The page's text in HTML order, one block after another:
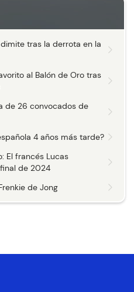
tras la derrota en la
al Balón de Oro tras
de 26 convocados de
4 años más tarde?
El francés Lucas
de 2024
de Jong